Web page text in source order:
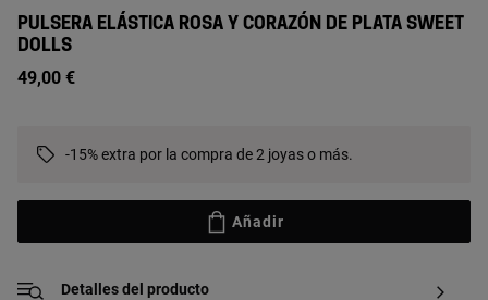
PULSERA ELÁSTICA ROSA Y CORAZÓN DE PLATA SWEET
DOLLS
49,00 €
-15% extra por la compra de 2 joyas o más.
Añadir
Detalles del producto